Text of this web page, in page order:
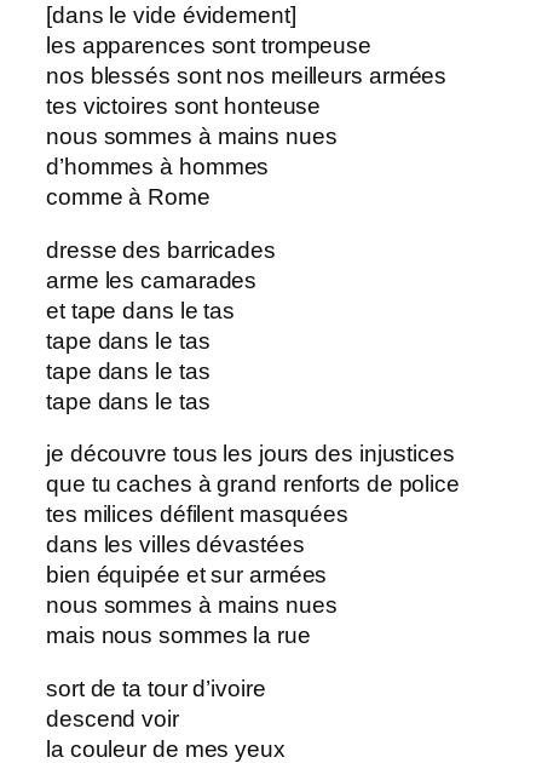
[dans le vide évidement]
les apparences sont trompeuse
nos blessés sont nos meilleurs armées
tes victoires sont honteuse
nous sommes à mains nues
d’hommes à hommes
comme à Rome
dresse des barricades
arme les camarades
et tape dans le tas
tape dans le tas
tape dans le tas
tape dans le tas
je découvre tous les jours des injustices
que tu caches à grand renforts de police
tes milices défilent masquées
dans les villes dévastées
bien équipée et sur armées
nous sommes à mains nues
mais nous sommes la rue
sort de ta tour d’ivoire
descend voir
la couleur de mes yeux